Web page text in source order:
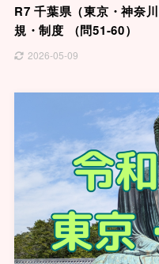
R7 千葉県（東京・神奈
規・制度 （問51-60）
2026-05-09